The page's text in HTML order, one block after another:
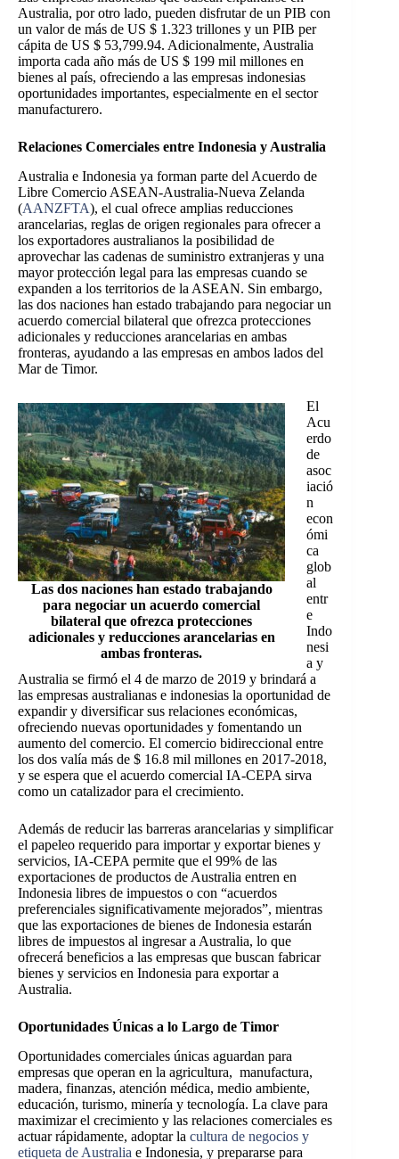
Australia, por otro lado, pueden disfrutar de un PIB con
un valor de más de US $ 1.323 trillones y un PIB per
cápita de US $ 53,799.94. Adicionalmente, Australia
importa cada año más de US $ 199 mil millones en
bienes al país, ofreciendo a las empresas indonesias
oportunidades importantes, especialmente en el sector
manufacturero.
Relaciones Comerciales entre Indonesia y Australia
Australia e Indonesia ya forman parte del Acuerdo de
Libre Comercio ASEAN-Australia-Nueva Zelanda
(AANZFTA), el cual ofrece amplias reducciones
arancelarias, reglas de origen regionales para ofrecer a
los exportadores australianos la posibilidad de
aprovechar las cadenas de suministro extranjeras y una
mayor protección legal para las empresas cuando se
expanden a los territorios de la ASEAN. Sin embargo,
las dos naciones han estado trabajando para negociar un
acuerdo comercial bilateral que ofrezca protecciones
adicionales y reducciones arancelarias en ambas
fronteras, ayudando a las empresas en ambos lados del
Mar de Timor.
Las dos naciones han estado trabajando
para negociar un acuerdo comercial
bilateral que ofrezca protecciones
adicionales y reducciones arancelarias en
ambas fronteras.
El
Acu
erdo
de
asoc
iació
n
econ
ómi
ca
glob
al
entr
e
Indo
nesi
a y
Australia se firmó el 4 de marzo de 2019 y brindará a
las empresas australianas e indonesias la oportunidad de
expandir y diversificar sus relaciones económicas,
ofreciendo nuevas oportunidades y fomentando un
aumento del comercio. El comercio bidireccional entre
los dos valía más de $ 16.8 mil millones en 2017-2018,
y se espera que el acuerdo comercial IA-CEPA sirva
como un catalizador para el crecimiento.
Además de reducir las barreras arancelarias y simplificar
el papeleo requerido para importar y exportar bienes y
servicios, IA-CEPA permite que el 99% de las
exportaciones de productos de Australia entren en
Indonesia libres de impuestos o con “acuerdos
preferenciales significativamente mejorados”, mientras
que las exportaciones de bienes de Indonesia estarán
libres de impuestos al ingresar a Australia, lo que
ofrecerá beneficios a las empresas que buscan fabricar
bienes y servicios en Indonesia para exportar a
Australia.
Oportunidades Únicas a lo Largo de Timor
Oportunidades comerciales únicas aguardan para
empresas que operan en la agricultura, manufactura,
madera, finanzas, atención médica, medio ambiente,
educación, turismo, minería y tecnología. La clave para
maximizar el crecimiento y las relaciones comerciales es
actuar rápidamente, adoptar la cultura de negocios y
etiqueta de Australia e Indonesia, y prepararse para